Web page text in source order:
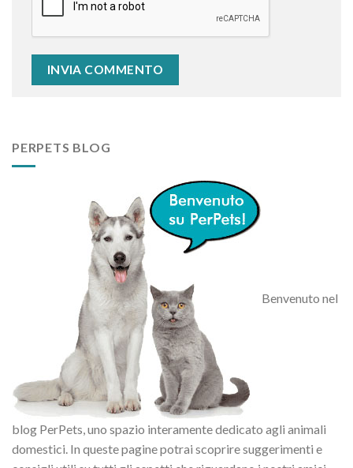
PERPETS BLOG
Benvenuto nel
blog PerPets, uno spazio interamente dedicato agli animali
domestici. In queste pagine potrai scoprire suggerimenti e